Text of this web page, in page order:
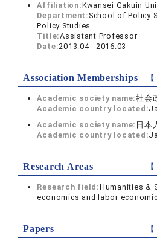
Affiliation:Kwansei Gakuin
Department: School of Policy
Policy Studies
Title:Assistant Professor
Date:2013.04 - 2016.03
Association Memberships
Academic society name:社会
Academic country located:
Academic society name: 日本
Academic country located:
Research Areas
Research field:Humanities &
economics and labor
Papers